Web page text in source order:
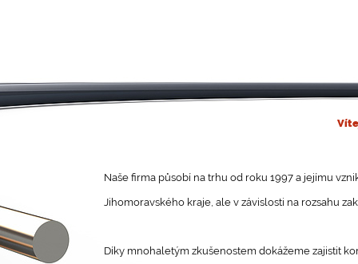
Naše firma působí na trhu od roku 1997 a jejímu
Jihomoravského kraje, ale v závislosti na rozsahu
Díky mnohaletým zkušenostem dokážeme zajistit